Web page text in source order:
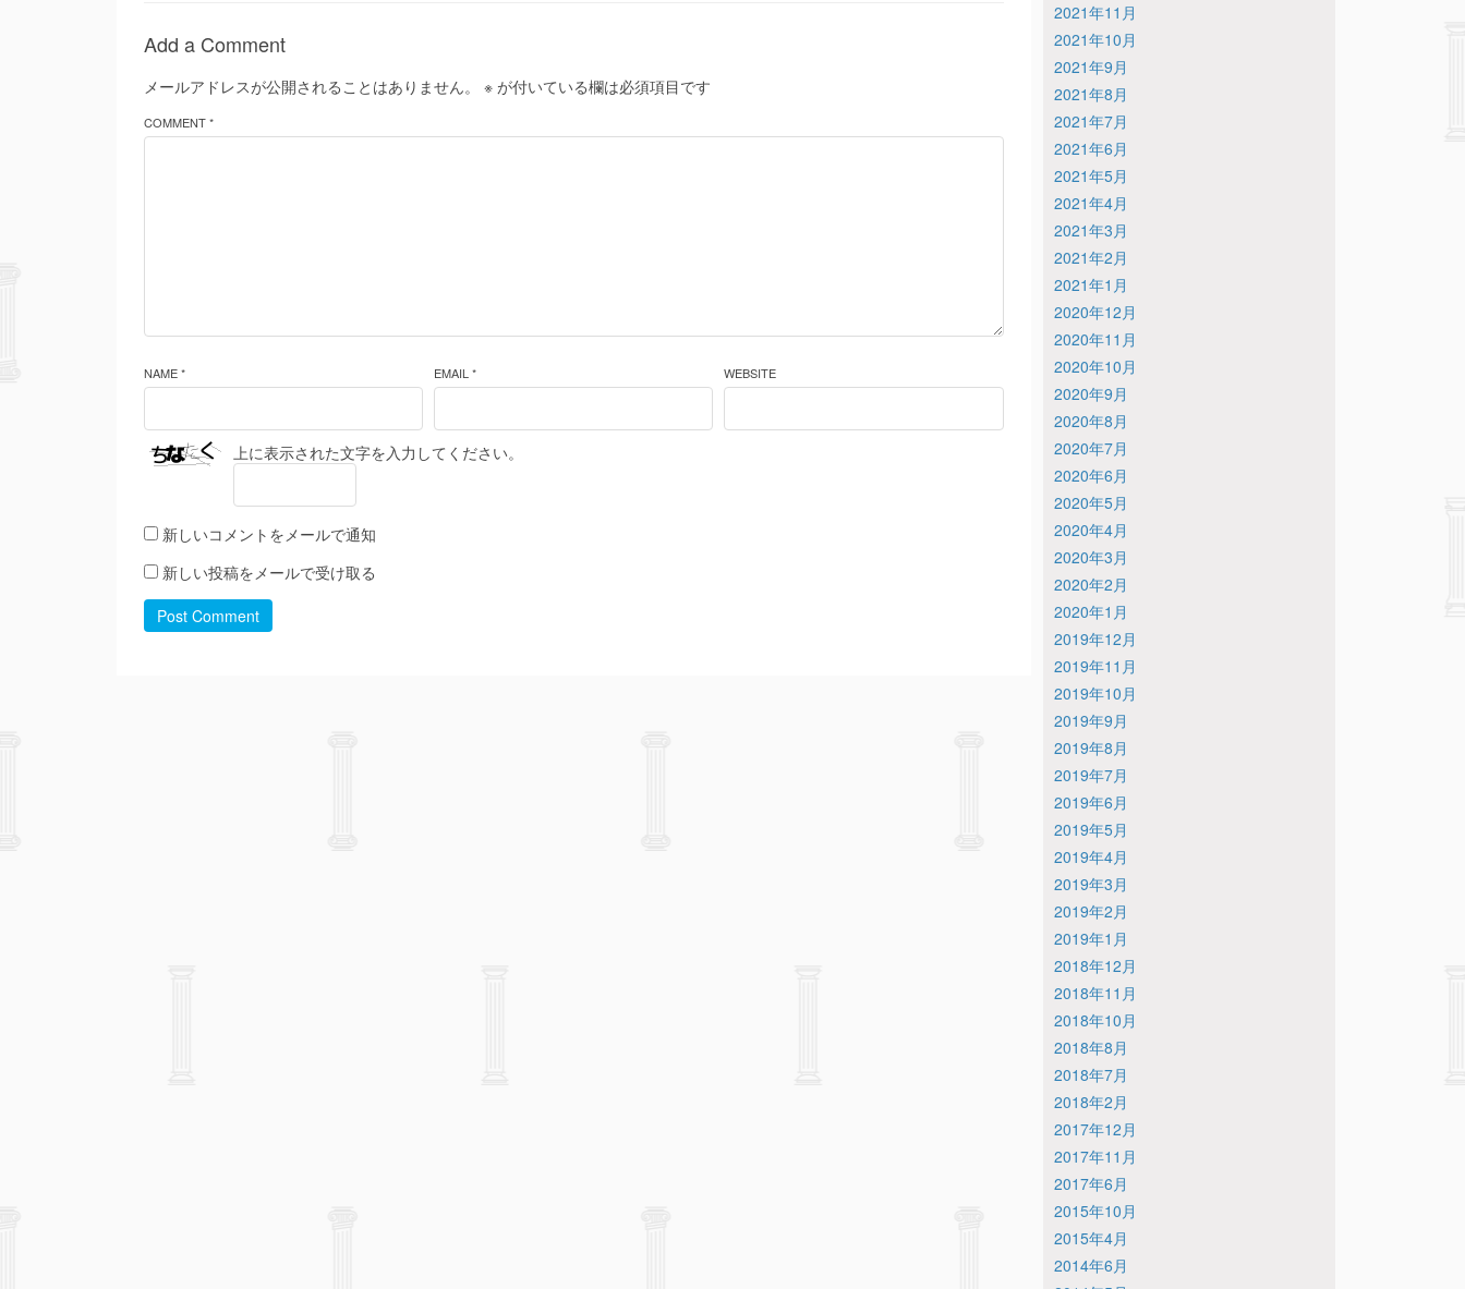
Add a Comment
メールアドレスが公開されることはありません。 ※ が付いている欄は必須項目です
COMMENT *
NAME * EMAIL * WEBSITE
上に表示された文字を入力してください。
新しいコメントをメールで通知
新しい投稿をメールで受け取る
Post Comment
2021年11月
2021年10月
2021年9月
2021年8月
2021年7月
2021年6月
2021年5月
2021年4月
2021年3月
2021年2月
2021年1月
2020年12月
2020年11月
2020年10月
2020年9月
2020年8月
2020年7月
2020年6月
2020年5月
2020年4月
2020年3月
2020年2月
2020年1月
2019年12月
2019年11月
2019年10月
2019年9月
2019年8月
2019年7月
2019年6月
2019年5月
2019年4月
2019年3月
2019年2月
2019年1月
2018年12月
2018年11月
2018年10月
2018年8月
2018年7月
2018年2月
2017年12月
2017年11月
2017年6月
2015年10月
2015年4月
2014年6月